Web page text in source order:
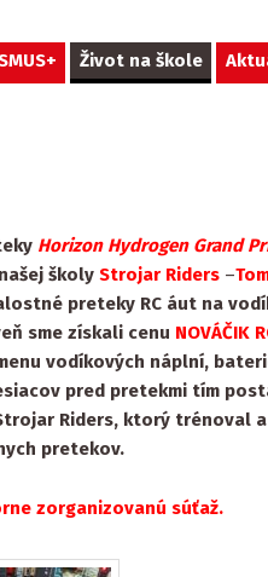
Život na škole
Horizon Hydrogen Grand
školy Strojar Riders–
preteky RC áut na
sme získali cenu NOVÁČIK
vodíkových náplní,
pred pretekmi tím
Riders, ktorý trénoval
pretekov.
zorganizovanú súťaž.